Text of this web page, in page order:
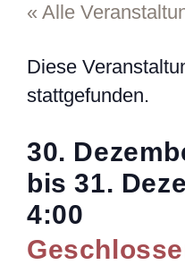
« Alle
Diese
stattgefunden.
30.
bis31.
4:00